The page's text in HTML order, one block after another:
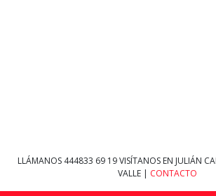
LLÁMANOS 444833 69 19VISÍTANOS EN JULIÁN
VALLE | CONTACTO